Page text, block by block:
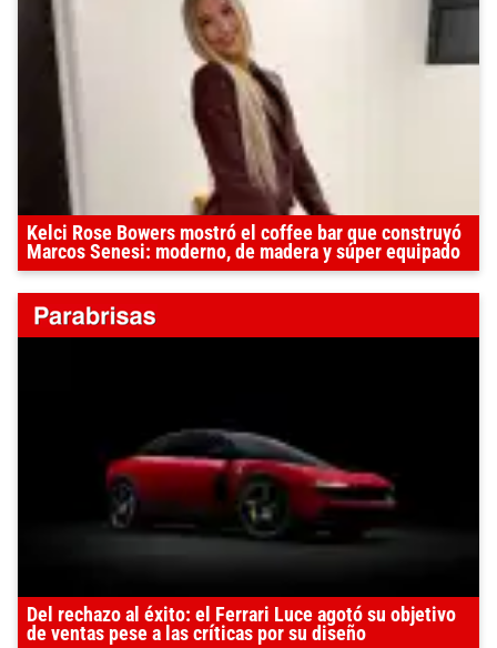
Kelci Rose Bowers mostró el coffee bar que construyó
Marcos Senesi: moderno, de madera y súper equipado
Del rechazo al éxito: el Ferrari Luce agotó su objetivo
de ventas pese a las críticas por su diseño